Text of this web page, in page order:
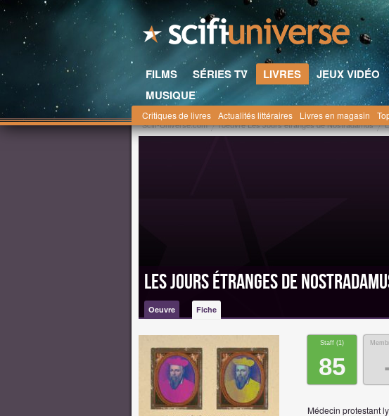
FILMS SÉRIES TV LIVRES JEUX VIDÉO
MUSIQUE
Critiques de livres Actualités littéraires Livres en magasin
Scifi-Universe.com l'oeuvre Les Jours étranges de Nostradamus
Les Jours étranges de
Oeuvre Fiche
Staff (1)
85
Médecin protestant